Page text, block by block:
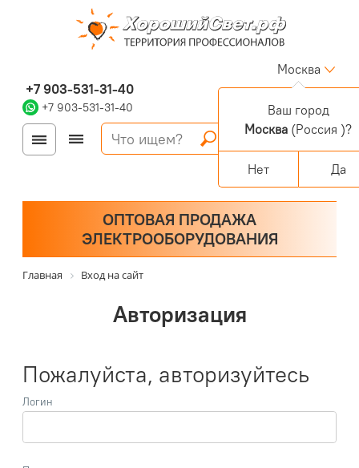
+7 903-531-31-40
+7 903-531-31-40
Москва
Войти
Регистрация
Корзина
0 позиций
Персональный раздел
ОПТОВАЯ ПРОДАЖА
ЭЛЕКТРООБОРУДОВАНИЯ
Главная Вход на сайт
Авторизация
Пожалуйста, авторизуйтесь
Логин
Ваш город
Москва (Россия )?
Нет Да